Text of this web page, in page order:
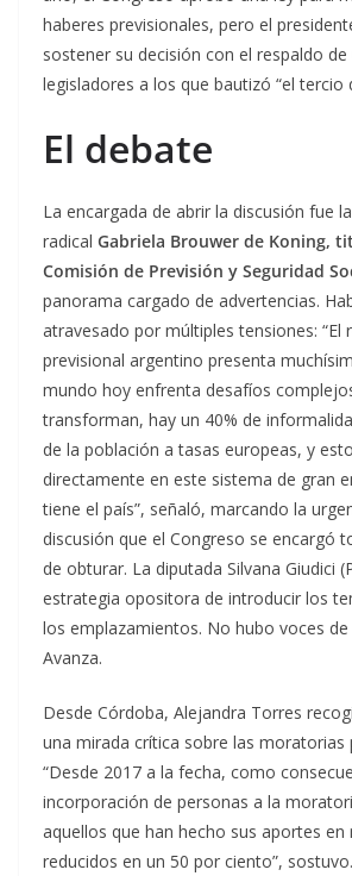
haberes previsionales, pero el
sostener su decisión con el respaldo
legisladores a los que bautizó “el tercio
El debate
La encargada de abrir la discusión fue
radical Gabriela Brouwer de Koning,
Comisión de Previsión y Seguridad
panorama cargado de advertencias.
atravesado por múltiples tensiones: “El
previsional argentino presenta
mundo hoy enfrenta desafíos
transforman, hay un 40% de
de la población a tasas europeas, y
directamente en este sistema de gran
tiene el país”, señaló, marcando la
discusión que el Congreso se encargó
de obturar. La diputada Silvana Giudici
estrategia opositora de introducir los
los emplazamientos. No hubo voces
Avanza.
Desde Córdoba, Alejandra Torres
una mirada crítica sobre las moratorias
“Desde 2017 a la fecha, como
incorporación de personas a la
aquellos que han hecho sus aportes en
reducidos en un 50 por ciento”, sostuvo.